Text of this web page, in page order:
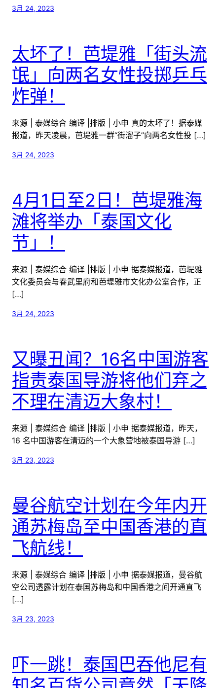
3月 24, 2023
太坏了！芭堤雅「街头流
氓」向两名女性投掷乒乓
炸弹！
来源 | 泰媒综合 编译 |排版 | 小申 真的太坏了！据泰媒
报道，昨天凌晨，芭堤雅一群“街溜子”向两名女性投 […]
3月 24, 2023
4月1日至2日！芭堤雅海
滩将举办「泰国文化
节」！
来源 | 泰媒综合 编译 |排版 | 小申 据泰媒报道，芭堤雅
文化委员会与春武里府和芭堤雅市文化办公室合作，正
[…]
3月 24, 2023
又曝丑闻？16名中国游客
指责泰国导游将他们弃之
不理在清迈大象村！
来源 | 泰媒综合 编译 |排版 | 小申 据泰媒报道，昨天，
16 名中国游客在清迈的一个大象营地被泰国导游 […]
3月 23, 2023
曼谷航空计划在今年内开
通苏梅岛至中国香港的直
飞航线！
来源 | 泰媒综合 编译 |排版 | 小申 据泰媒报道，曼谷航
空公司透露计划在泰国苏梅岛和中国香港之间开通直飞
[…]
3月 23, 2023
吓一跳！泰国巴吞他尼有